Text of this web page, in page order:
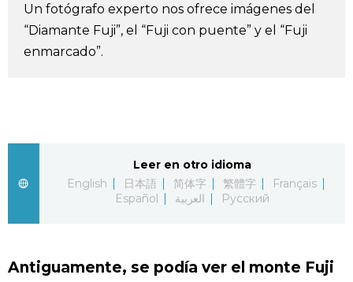
Más
Fragmentos de Japón
Blog
Un fotógrafo experto nos ofrece imágenes del
“Diamante Fuji”, el “Fuji con puente” y el “Fuji
enmarcado”.
Leer en otro idioma
English
日本語 简体字 繁體字
Français
Español
العربية Русский
Antiguamente, se podía ver el monte Fuji